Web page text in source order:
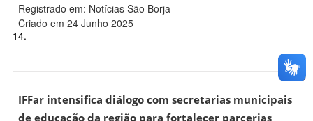
Registrado em: Notícias São Borja
Criado em 24 Junho 2025
14.
IFFar intensifica diálogo com secretarias municipais
de educação da região para fortalecer parcerias